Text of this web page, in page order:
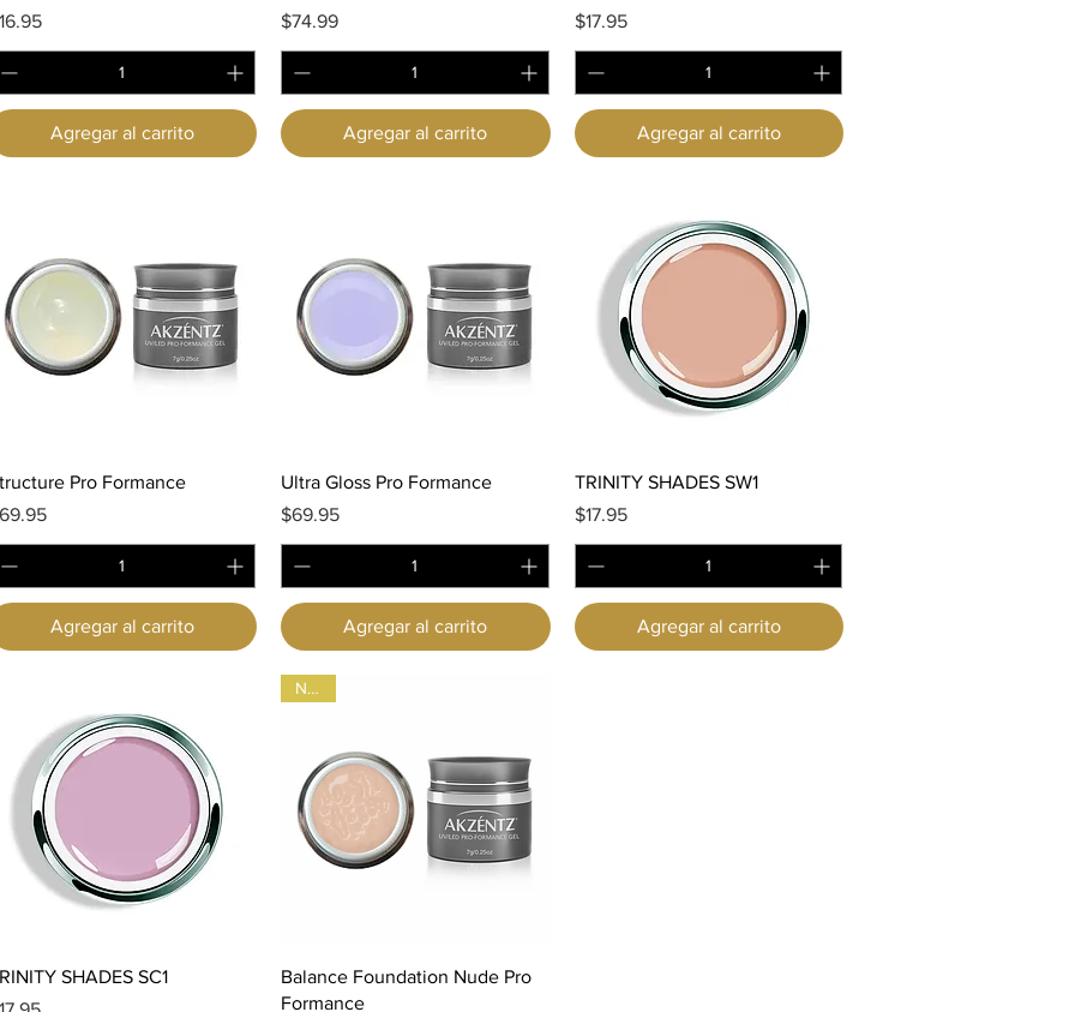
Agregar al carrito
Precio
$74.99
Agregar al carrito
Precio
$17.95
Agregar al carrito
Vista rápida
Pro Formance
Agregar al carrito
Vista rápida
Ultra Gloss Pro Formance
Precio
$69.95
Agregar al carrito
Vista rápida
TRINITY SHADES SW1
Precio
$17.95
Agregar al carrito
Vista rápida
SHADES SC1
Vista rápida
Nude
Balance Foundation Nude Pro
Formance